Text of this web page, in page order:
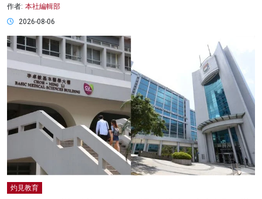
作者: 本社編輯部
2026-08-06
灼見教育